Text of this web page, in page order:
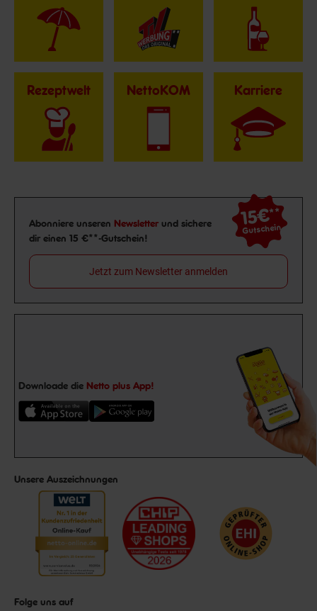
Rezeptwelt NettoKOM Karriere
Newsletter Anmeldung
Abonniere unseren Newsletter und sichere
dir einen 15 €**-Gutschein!
15€**
Gutschein
Jetzt zum Newsletter anmelden
Downloade die Netto plus App!
Unsere Auszeichnungen
Folge uns auf